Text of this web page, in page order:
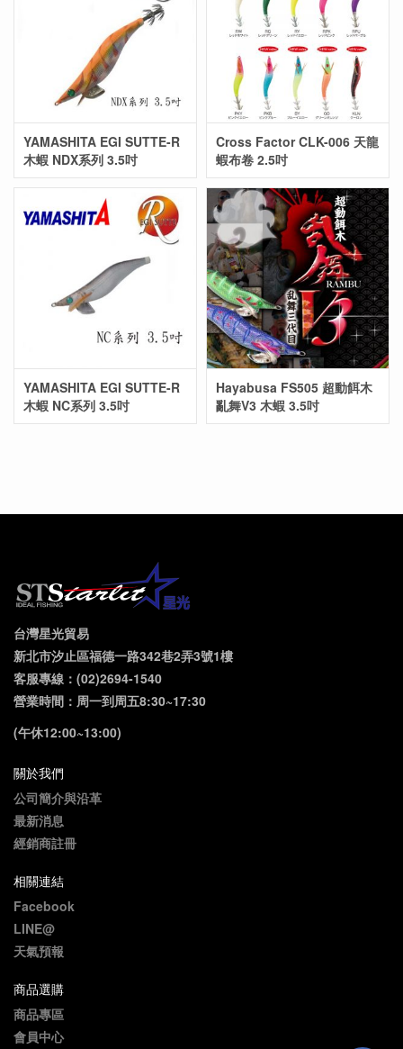
YAMASHITA EGI SUTTE-R
木蝦 NDX系列 3.5吋
Cross Factor CLK-006 天龍
蝦布卷 2.5吋
YAMASHITA EGI SUTTE-R
木蝦 NC系列 3.5吋
Hayabusa FS505 超動餌木
亂舞V3 木蝦 3.5吋
台灣星光貿易
新北市汐止區福德一路342巷2弄3號1樓
客服專線：(02)2694-1540
營業時間：周一到周五8:30~17:30
(午休12:00~13:00)
關於我們
公司簡介與沿革
最新消息
經銷商註冊
相關連結
Facebook
LINE@
天氣預報
商品選購
商品專區
會員中心